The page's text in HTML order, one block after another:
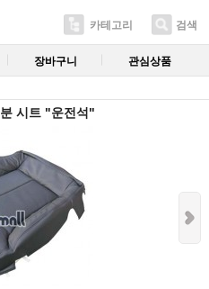
카테고리 검색
장바구니 관심상품
시트 "운전석"